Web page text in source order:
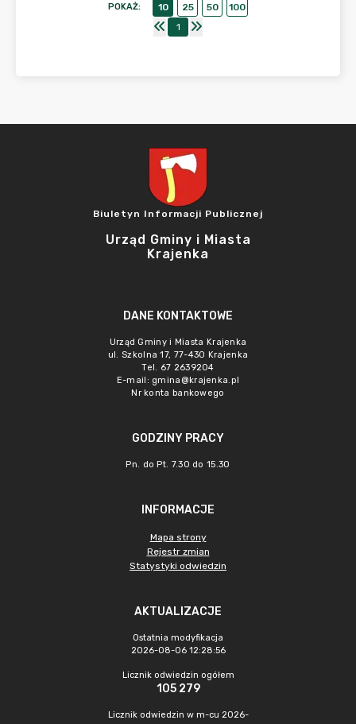
POKAŻ: 10 25 50
100
1
Biuletyn Informacji Publicznej
Urząd Gminy i Miasta
Krajenka
DANE KONTAKTOWE
Urząd Gminy i Miasta Krajenka
ul. Szkolna 17, 77-430 Krajenka
Tel. 67 2639204
E-mail: gmina@krajenka.pl
Nr konta bankowego
GODZINY PRACY
Pn. do Pt. 7.30 do 15.30
INFORMACJE
Mapa strony
Rejestr zmian
Statystyki odwiedzin
AKTUALIZACJE
Ostatnia modyfikacja
2026-08-06 12:28:56
Licznik odwiedzin ogółem
105 279
Licznik odwiedzin w m-cu 2026-